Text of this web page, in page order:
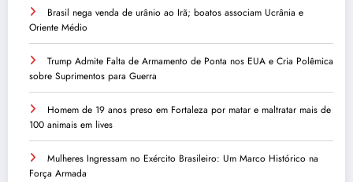
Brasil nega venda de urânio ao Irã; boatos associam Ucrânia e
Oriente Médio
Trump Admite Falta de Armamento de Ponta nos EUA e Cria Polêmica
sobre Suprimentos para Guerra
Homem de 19 anos preso em Fortaleza por matar e maltratar mais de
100 animais em lives
Mulheres Ingressam no Exército Brasileiro: Um Marco Histórico na
Força Armada